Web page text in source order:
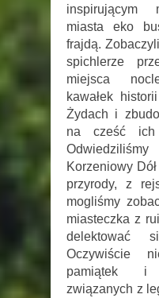
inspirującym
miasta eko
frajdą.
spichlerze
miejsca
kawałek
Żydach i
na cześć ich
Korzeniowy
przyrody, z
mogliśmy
miasteczka z
delektować
Oczywiście
pamiątek i
związanych z